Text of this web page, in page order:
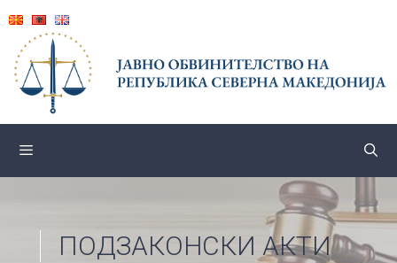
content
ПОДЗАКОНСКИ АКТИ